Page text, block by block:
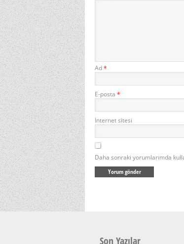
Ad*
E-posta *
İnternet sitesi
Daha sonraki yorumlarımda
Son Yazılar